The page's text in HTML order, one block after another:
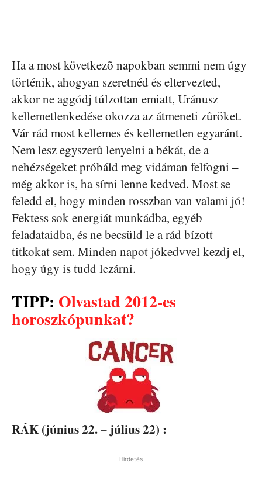
Ha a most következõ napokban semmi nem úgy
történik, ahogyan szeretnéd és eltervezted,
akkor ne aggódj túlzottan emiatt, Uránusz
kellemetlenkedése okozza az átmeneti zûröket.
Vár rád most kellemes és kellemetlen egyaránt.
Nem lesz egyszerû lenyelni a békát, de a
nehézségeket próbáld meg vidáman felfogni –
még akkor is, ha sírni lenne kedved. Most se
feledd el, hogy minden rosszban van valami jó!
Fektess sok energiát munkádba, egyéb
feladataidba, és ne becsüld le a rád bízott
titkokat sem. Minden napot jókedvvel kezdj el,
hogy úgy is tudd lezárni.
TIPP: Olvastad 2012-es
horoszkópunkat?
RÁK (június 22. – július 22) :
Hirdetés